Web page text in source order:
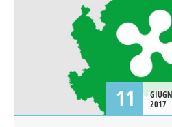
11
2017